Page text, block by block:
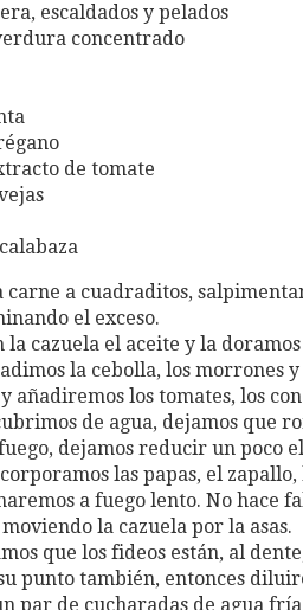
escaldados y pelados
concentrado
de tomate
carne a cuadraditos,
el exceso.
la cazuela el aceite y la
la cebolla, los morrones
añadiremos los tomates, los
de agua, dejamos que
dejamos reducir un poco
las papas, el zapallo,
a fuego lento. No hace
la cazuela por la asas.
que los fideos están, al
punto también, entonces
par de cucharadas de agua